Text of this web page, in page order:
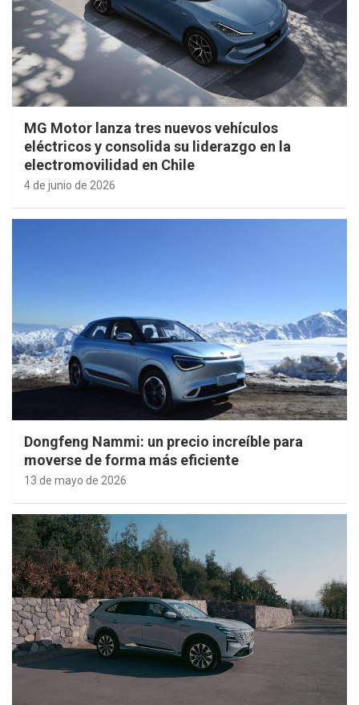
MG Motor lanza tres nuevos vehículos
eléctricos y consolida su liderazgo en la
electromovilidad en Chile
4 de junio de 2026
Dongfeng Nammi: un precio increíble para
moverse de forma más eficiente
13 de mayo de 2026